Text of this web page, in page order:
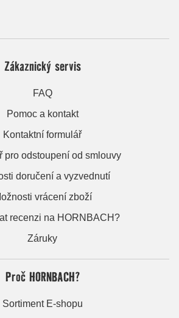
Zákaznický servis
FAQ
Pomoc a kontakt
Kontaktní formulář
pro odstoupení od smlouvy
doručení a vyzvednutí
vrácení zboží
recenzi na HORNBACH?
Záruky
Proč HORNBACH?
Sortiment E-shopu